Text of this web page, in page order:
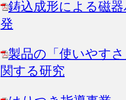
鋳込成形による磁
発
製品の「使いやす
関する研究